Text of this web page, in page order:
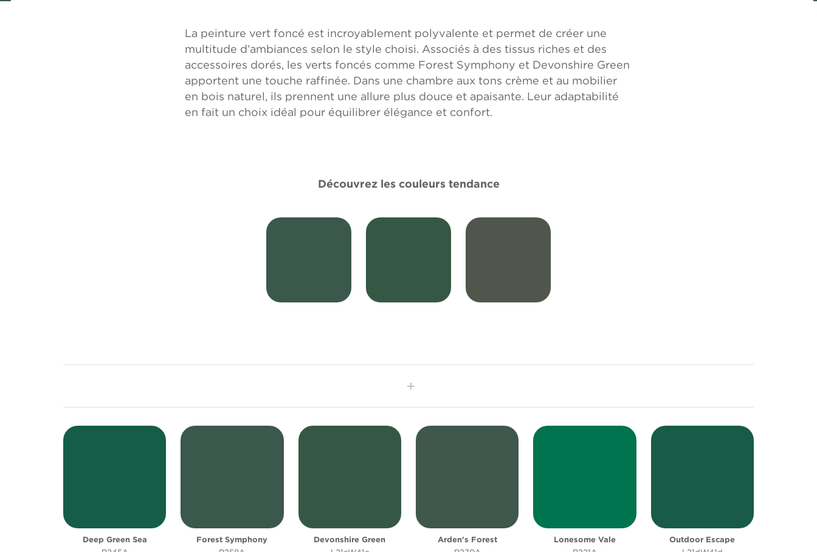
La peinture vert foncé est incroyablement polyvalente et permet de créer une
multitude d’ambiances selon le style choisi. Associés à des tissus riches et des
accessoires dorés, les verts foncés comme Forest Symphony et Devonshire Green
apportent une touche raffinée. Dans une chambre aux tons crème et au mobilier
en bois naturel, ils prennent une allure plus douce et apaisante. Leur adaptabilité
en fait un choix idéal pour équilibrer élégance et confort.
Découvrez les couleurs tendance
bureau
salon
Deep Green Sea
Forest Symphony
Devonshire Green
Arden's Forest
Lonesome Vale
Outdoor Escape